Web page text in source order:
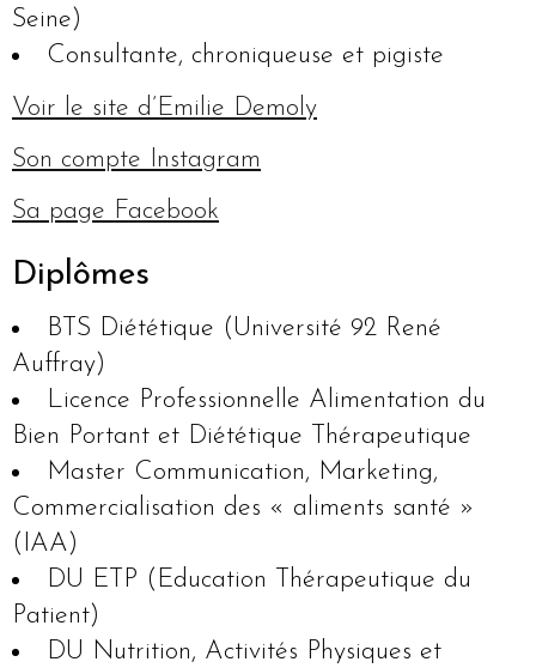
Seine)
Consultante, chroniqueuse et pigiste
Voir le site d’Emilie Demoly
Son compte Instagram
Sa page Facebook
Diplômes
BTS Diététique (Université 92 René
Auffray)
Licence Professionnelle Alimentation du
Bien Portant et Diététique Thérapeutique
Master Communication, Marketing,
Commercialisation des « aliments santé »
(IAA)
DU ETP (Education Thérapeutique du
Patient)
DU Nutrition, Activités Physiques et